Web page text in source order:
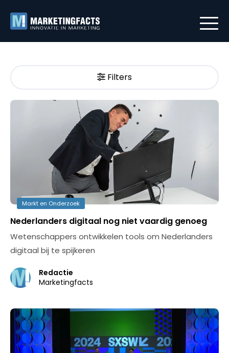
Filters
Markt en Onderzoek
Nederlanders digitaal nog niet vaardig genoeg
Wetenschappers ontwikkelen tools om Nederlanders
digitaal bij te spijkeren
Redactie
Marketingfacts